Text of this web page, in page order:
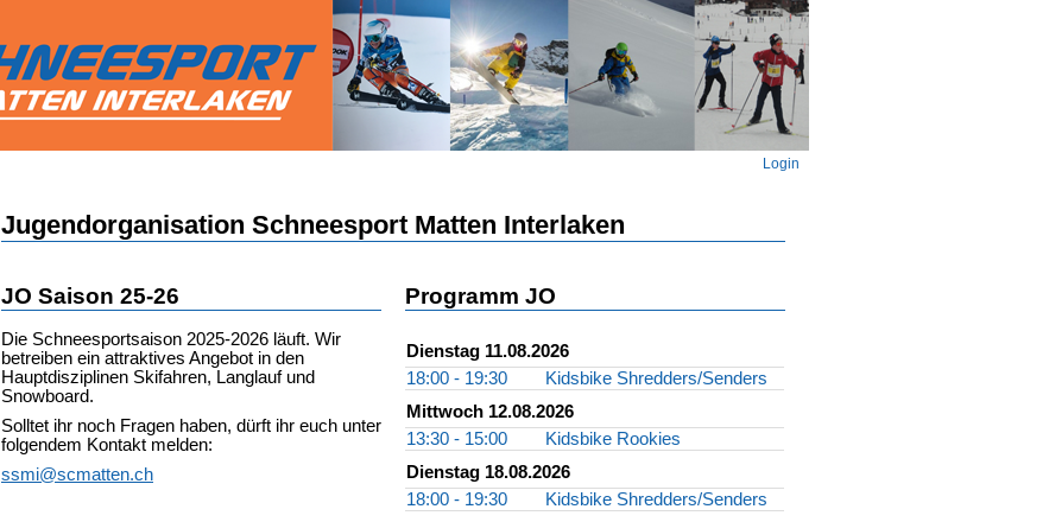
Login
Jugendorganisation Schneesport Matten Interlaken
JO Saison 25-26
Die Schneesportsaison 2025-2026 läuft. Wir
betreiben ein attraktives Angebot in den
Hauptdisziplinen Skifahren, Langlauf und
Snowboard.
Solltet ihr noch Fragen haben, dürft ihr euch unter
folgendem Kontakt melden:
ssmi@scmatten.ch
Programm JO
Dienstag 11.08.2026
18:00 - 19:30
Kidsbike Shredders/Senders
Mittwoch 12.08.2026
13:30 - 15:00
Kidsbike Rookies
Dienstag 18.08.2026
18:00 - 19:30
Kidsbike Shredders/Senders